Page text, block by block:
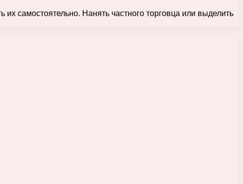
самостоятельно. Нанять частного торговца или выделить